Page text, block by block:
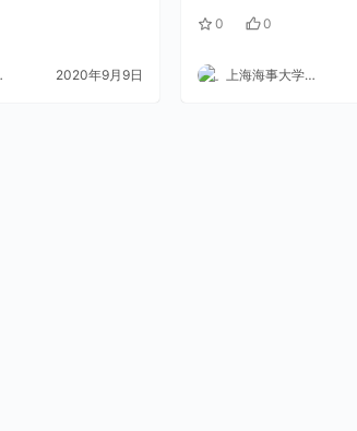
2020年9月9日
0 0
上海海事大学外语